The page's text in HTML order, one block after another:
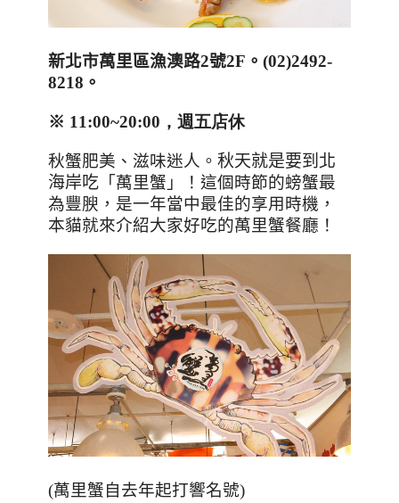
新北市萬里區漁澳路2號2F 。(02)2492-
8218 。
※ 11:00~20:00，週五店休
秋蟹肥美 、滋味迷人。 秋天就是要到北
海岸吃 「萬里蟹」！ 這個時節的螃蟹最
為豐腴，是一年當中最佳的享用時機，
本貓就來介紹大家好吃的萬里蟹餐廳！
(萬里蟹自去年起打響名號)